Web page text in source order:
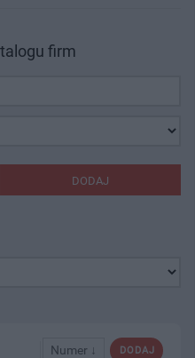
firm
DODAJ
DODAJ
Numer ↓